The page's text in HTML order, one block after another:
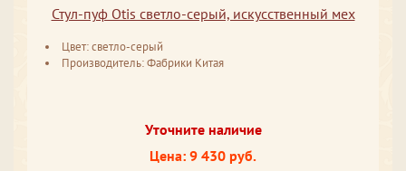
Стул-пуф Otis светло-серый, искусственный мех
Цвет: светло-серый
Производитель: Фабрики Китая
Уточните наличие
Цена: 9 430 руб.